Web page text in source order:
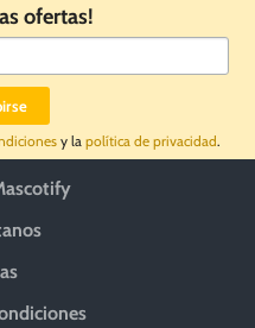
ofertas!
y la política de privacidad.